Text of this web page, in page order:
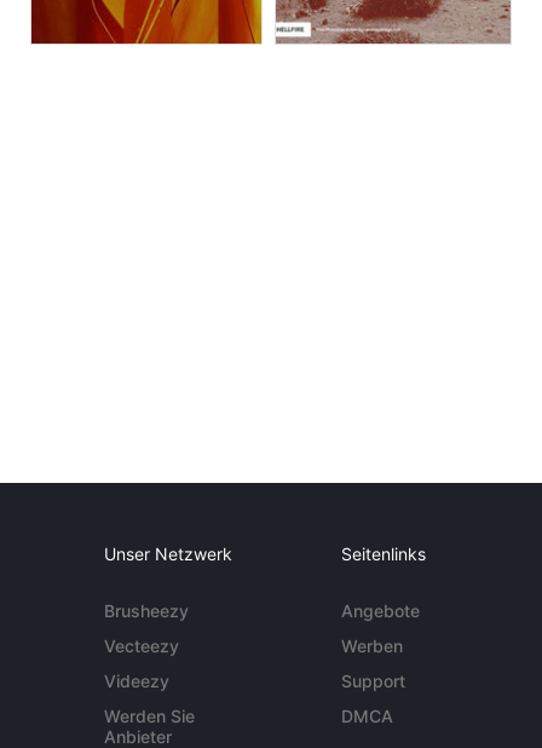
Unser Netzwerk
Brusheezy
Vecteezy
Videezy
Werden Sie
Anbieter
Seitenlinks
Angebote
Werben
Support
DMCA